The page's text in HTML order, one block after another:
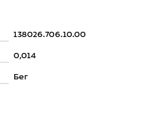
138026.706.10.00
0,014
Бег